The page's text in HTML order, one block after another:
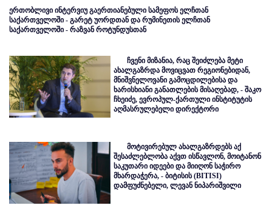
ერთობლივი ინტერვიუ გაერთიანებული სამეფოს ელჩთან
საქართველოში - გარეტ უორდთან და რუმინეთის ელჩთან
საქართველოში - რაზვან როტუნდუსთან
ჩვენი მიზანია, რაც შეიძლება მეტი
ახალგაზრდა მოვიცვათ რეგიონებიდან,
მნიშვნელოვანი გამოცდილებისა და
ხარისხიანი განათლების მისაღებად, - შაკო
ჩხეიძე, ევროპულ-ქართული ინსტიტუტის
აღმასრულებელი დირექტორი
მოტივირებულ ახალგაზრდებს აქ
შესაძლებლობა აქვთ ისწავლონ, მოიტანონ
საკუთარი იდეები და მიიღონ საჭირო
მხარდაჭერა, - ბიტისის (BITISI)
დამფუძნებელი, ლევან ნიპარიშვილი